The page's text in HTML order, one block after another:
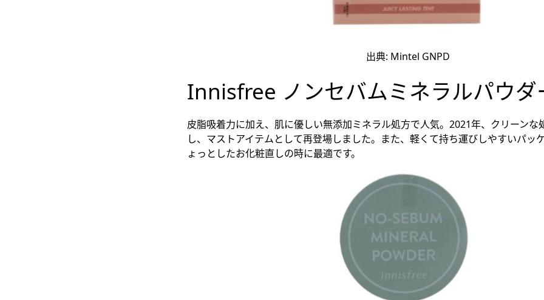
出典: Mintel GNPD
Innisfree ノンセバムミネラルパウダ
皮脂吸着力に加え、肌に優しい無添加ミネラル処方で人気。2021年、クリーンな
し、マストアイテムとして再登場しました。また、軽くて持ち運びしやすいパッ
ょっとしたお化粧直しの時に最適です。